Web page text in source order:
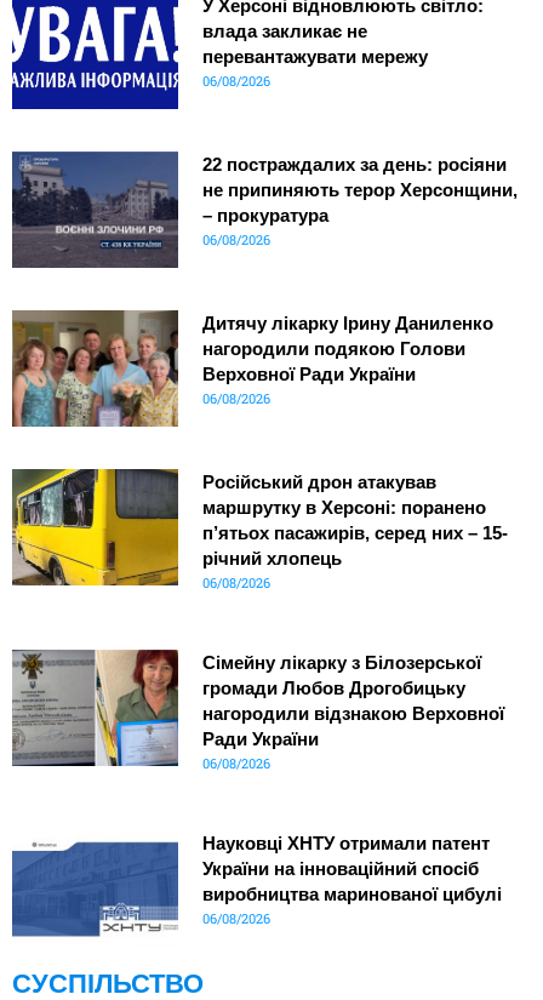
У Херсоні відновлюють світло:
влада закликає не
перевантажувати мережу
06/08/2026
22 постраждалих за день: росіяни
не припиняють терор Херсонщини,
– прокуратура
06/08/2026
Дитячу лікарку Ірину Даниленко
нагородили подякою Голови
Верховної Ради України
06/08/2026
Російський дрон атакував
маршрутку в Херсоні: поранено
п’ятьох пасажирів, серед них – 15-
річний хлопець
06/08/2026
Сімейну лікарку з Білозерської
громади Любов Дрогобицьку
нагородили відзнакою Верховної
Ради України
06/08/2026
Науковці ХНТУ отримали патент
України на інноваційний спосіб
виробництва маринованої цибулі
06/08/2026
СУСПІЛЬСТВО